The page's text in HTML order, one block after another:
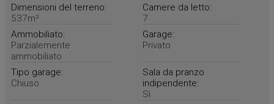
Dimensioni del terreno:
537m²
Camere da letto:
7
Ammobiliato:
Parzialemente
ammobiliato
Garage:
Privato
Tipo garage:
Chiuso
Sala da pranzo
indipendente:
Sì